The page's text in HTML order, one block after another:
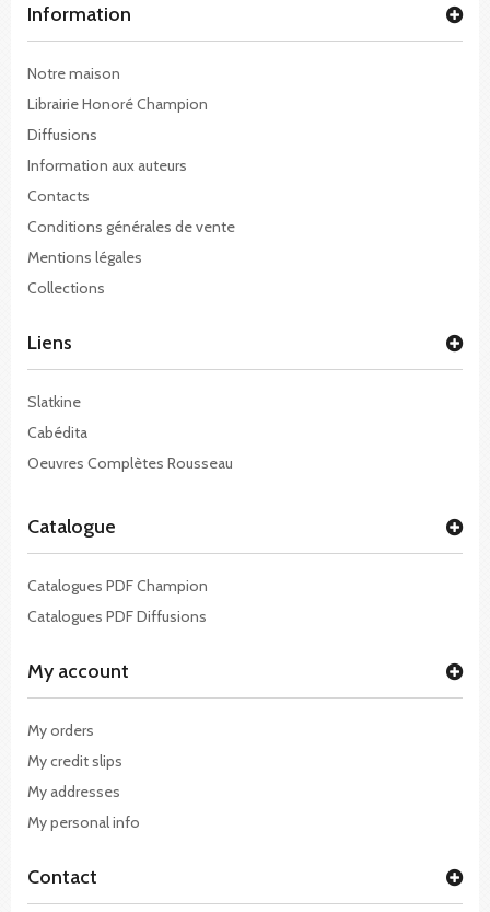
Information
Notre maison
Librairie Honoré Champion
Diffusions
Information aux auteurs
Contacts
Conditions générales de vente
Mentions légales
Collections
Liens
Slatkine
Cabédita
Oeuvres Complètes Rousseau
Catalogue
Catalogues PDF Champion
Catalogues PDF Diffusions
My account
My orders
My credit slips
My addresses
My personal info
Contact